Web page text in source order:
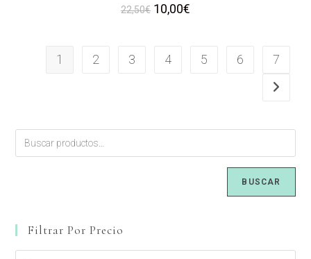
22,50€ 10,00€
1 2 3 4 5 6 7
BUSCAR
Filtrar Por Precio